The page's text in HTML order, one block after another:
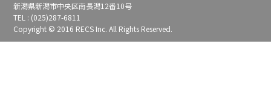
新潟県新潟市中央区南長潟12番10号
TEL : (025)287-6811
Copyright © 2016 RECS Inc. All Rights Reserved.